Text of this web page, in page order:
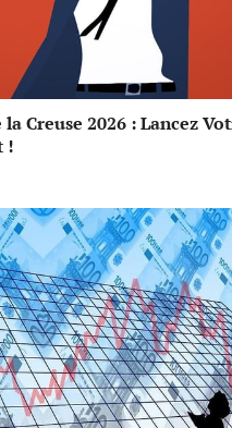
Creuse 2026 : Lancez
!